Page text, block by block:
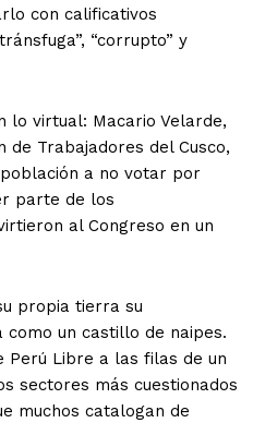
con calificativos
“corrupto” y
lo virtual: Macario Velarde,
de Trabajadores del Cusco,
a no votar por
parte de los
al Congreso en un
propia tierra su
un castillo de naipes.
Perú Libre a las filas de un
sectores más cuestionados
muchos catalogan de